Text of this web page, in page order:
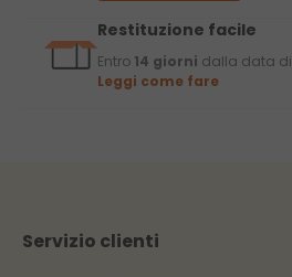
Restituzione facile
Entro 14 giorni dalla data di
Leggi come fare
Servizio clienti